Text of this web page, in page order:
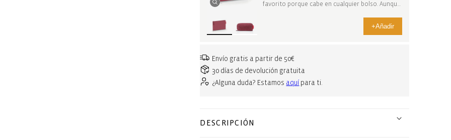
favorito porque cabe en cualquier bolso. Aunque
+Añadir
Envío gratis a partir de 50€
30 días de devolución gratuita
¿Alguna duda? Estamos aquí para ti.
DESCRIPCIÓN